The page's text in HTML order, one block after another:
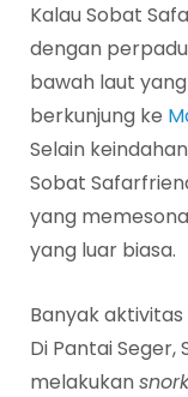
Kalau Sobat
dengan
bawah laut
berkunjung ke
Selain
Sobat
yang
yang luar biasa.
Banyak
Di Pantai
melakukan